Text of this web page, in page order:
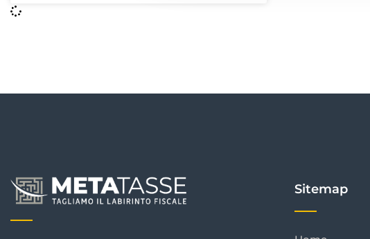
Sitemap